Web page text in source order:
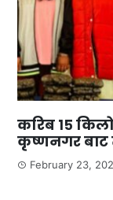
करिब १५
कृष्णनगर बाट
February 23,